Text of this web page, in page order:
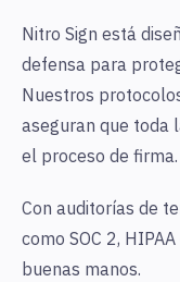
Nitro Sign está
defensa para
Nuestros
aseguran que toda
el proceso de firma.
Con auditorías de
como SOC 2,
buenas manos.